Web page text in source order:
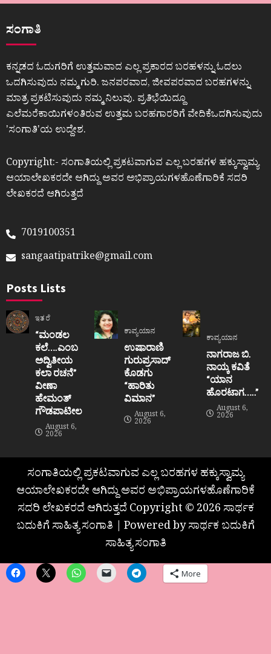
ಸಂಗಾತಿ
ಕನ್ನಡದ ಓದುಗರಿಗೆ ಉತ್ತಮವಾದ ಎಲ್ಲ ಪ್ರಕಾರದ ಬರಹಳನ್ನು ಓದಲು
ಒದಗಿಸುವುದು ನಮ್ಮ ಗುರಿ. ಜನಪರವಾದ, ಜೀವಪರವಾದ ಬರಹಗಳನ್ನು
ಮಾತ್ರ ಪ್ರಕಟಿಸುವುದು ನಮ್ಮ ನಿಲುವು. ಪ್ರತಿಭೆಯಿದ್ದೂ
ಎಲೆಮರೆಕಾಯಿಗಳಂತಿರುವ ಉತ್ತಮ ಬರಹಗಾರರಿಗೆ ವೇದಿಕೆಒದಗಿಸುವುದು
ʼಸಂಗಾತಿʼಯ ಉದ್ದೇಶ.
Copyright:- ಸಂಗಾತಿಯಲ್ಲಿ ಪ್ರಕಟವಾಗುವ ಎಲ್ಲ ಬರಹಗಳ ಹಕ್ಕುಸ್ವಾಮ್ಯ
ಆಯಾಲೇಖಕರದೇ ಆಗಿದ್ದು ಅವರ ಅಭಿಪ್ರಾಯಗಳಹೊಣೆಗಾರಿಕೆ ಸದರಿ
ಲೇಖಕರದೆ ಆಗಿರುತ್ತದೆ
7019100351
sangaatipatrike@gmail.com
Posts Lists
ಇತರೆ
“ಮಂಡಲ
ಕಲೆ….ಎಂಬ
ಅದ್ವಿತೀಯ
ಕಲಾ ರಚನೆ”‌
ವೀಣಾ
ಹೇಮಂತ್‌
ಗೌಡಪಾಟೀಲ
August 6,
2026
ಕಾವ್ಯಯಾನ
ಉಷಾರಾಣಿ
ಗುರುಪ್ರಸಾದ್
ಕೊಡಗು
“ಹಾರಿತು
ವಿಮಾನ”
August 6,
2026
ಕಾವ್ಯಯಾನ
ನಾಗರಾಜ ಬಿ.
ನಾಯ್ಕ ಕವಿತೆ
“ಯಾನ
ಹೊರಟಾಗ…..”
August 6,
2026
ಸಂಗಾತಿಯಲ್ಲಿ ಪ್ರಕಟವಾಗುವ ಎಲ್ಲ ಬರಹಗಳ ಹಕ್ಕುಸ್ವಾಮ್ಯ
ಆಯಾಲೇಖಕರದೇ ಆಗಿದ್ದು ಅವರ ಅಭಿಪ್ರಾಯಗಳಹೊಣೆಗಾರಿಕೆ
ಸದರಿ ಲೇಖಕರದೆ ಆಗಿರುತ್ತದೆ Copyright © 2026 ಸಾರ್ಥಕ
ಬದುಕಿಗೆ ಸಾಹಿತ್ಯ ಸಂಗಾತಿ | Powered by ಸಾರ್ಥಕ ಬದುಕಿಗೆ
ಸಾಹಿತ್ಯ ಸಂಗಾತಿ
More